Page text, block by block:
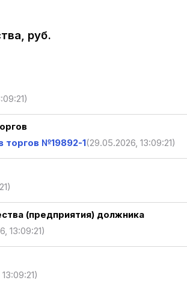
руб.
торгов №19892-1(29.05.2026, 13:09:21)
(предприятия) должника
13:09:21)